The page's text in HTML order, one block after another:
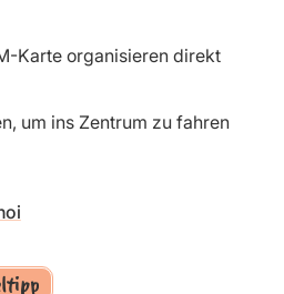
Karte organisieren direkt
um ins Zentrum zu fahren